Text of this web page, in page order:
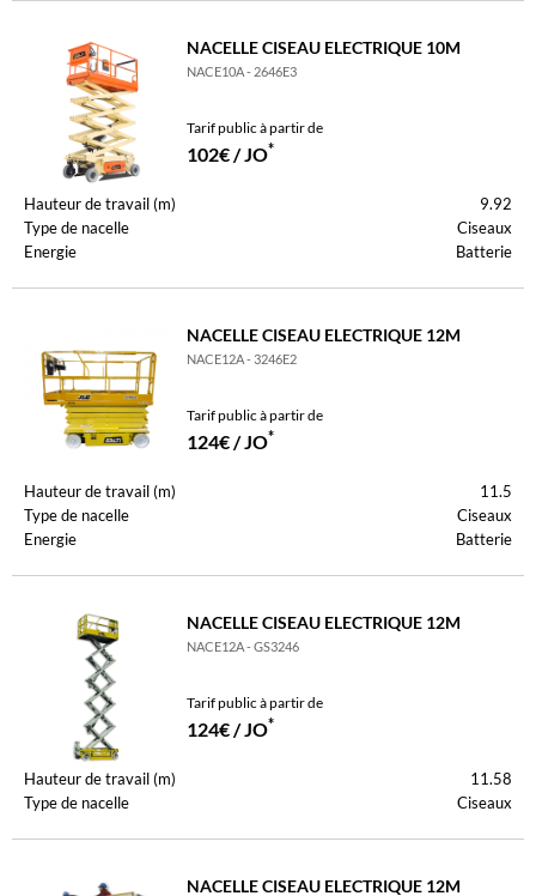
NACELLE CISEAU ELECTRIQUE 10M
NACE10A - 2646E3
Tarif public à partir de
102€ / JO*
Hauteur de travail (m)
9.92
Type de nacelle
Ciseaux
Energie
Batterie
NACELLE CISEAU ELECTRIQUE 12M
NACE12A - 3246E2
Tarif public à partir de
124€ / JO*
Hauteur de travail (m)
11.5
Type de nacelle
Ciseaux
Energie
Batterie
NACELLE CISEAU ELECTRIQUE 12M
NACE12A - GS3246
Tarif public à partir de
124€ / JO*
Hauteur de travail (m)
11.58
Type de nacelle
Ciseaux
NACELLE CISEAU ELECTRIQUE 12M